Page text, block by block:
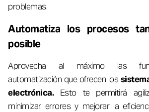
problemas.
Automatiza los procesos
posible
Aprovecha al máximo las
automatización que ofrecen los
electrónica.Esto te permitirá
minimizar errores y mejorar la